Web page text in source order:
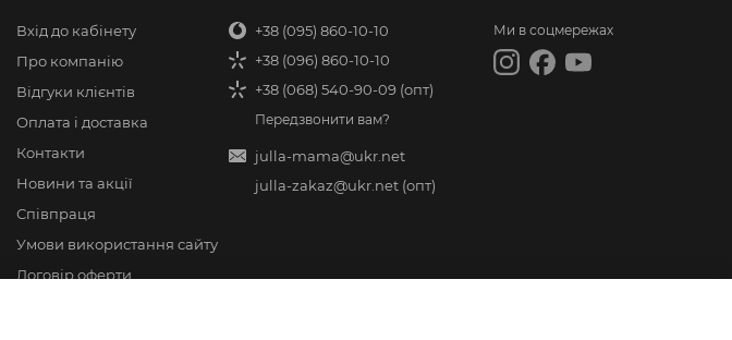
Вхід до кабінету
Про компанію
Відгуки клієнтів
Оплата і доставка
Контакти
Новини та акції
Співпраця
Умови використання сайту
Договір оферти
+38 (095) 860-10-10
+38 (096) 860-10-10
+38 (068) 540-90-09 (опт)
Передзвонити вам?
julla-mama@ukr.net
julla-zakaz@ukr.net (опт)
Ми в соцмережах